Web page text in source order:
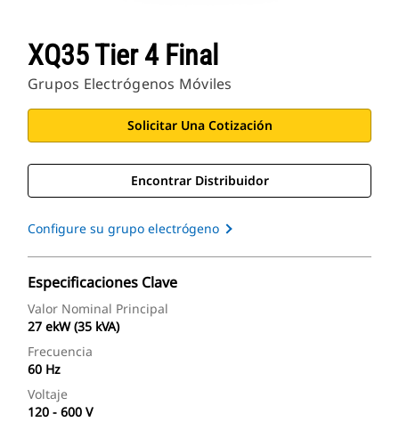
XQ35 Tier 4 Final
Grupos Electrógenos Móviles
Solicitar Una Cotización
Encontrar Distribuidor
Configure su grupo electrógeno
Especificaciones Clave
Valor Nominal Principal
27 ekW (35 kVA)
Frecuencia
60 Hz
Voltaje
120 - 600 V